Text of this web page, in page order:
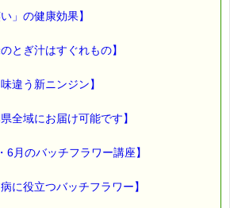
ィに出会えて良かった！！
」の健康効果】
とぎ汁はすぐれもの】
違う新ニンジン】
全域にお届け可能です】
月のバッチフラワー講座】
に役立つバッチフラワー】